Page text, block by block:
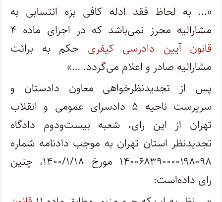
«… به لحاظ فقد ادله کافی بزه انتسابی به
مشارالیه محرز نمی‌باشد که در اجرای ماده ۴
قانون آیین دادرسی کیفری حکم به برائت
مشارالیه صادر و اعلام می‌گردد. …»
پس از تجدیدنظرخواهی معاون دادستان و
سرپرست ناحیه ۵ دادسرای عمومی و انقلاب
تهران از این رای، شعبه بیست‌ودوم دادگاه
تجدیدنظر استان تهران به موجب دادنامه شماره
۱۴۰۰۶۸۳۹۰۰۰۰۱۹۸۰۹۸ مورخ ۱۴۰۰/۱/۱۸، چنین
رای داده‌است: